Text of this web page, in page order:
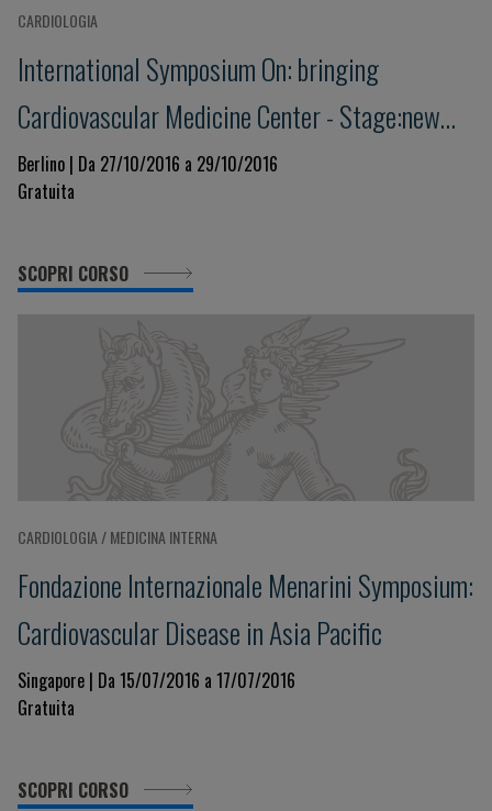
CARDIOLOGIA
International Symposium On: bringing
Cardiovascular Medicine Center - Stage:new
Trends Today And Tomorrow
Berlino | Da 27/10/2016 a 29/10/2016
Gratuita
SCOPRI CORSO
CARDIOLOGIA / MEDICINA INTERNA
Fondazione Internazionale Menarini Symposium:
Cardiovascular Disease in Asia Pacific
Singapore | Da 15/07/2016 a 17/07/2016
Gratuita
SCOPRI CORSO